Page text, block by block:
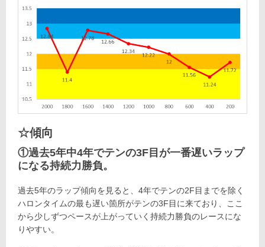
☆傾向
①過去5年中4年でテンの3F目が一番遅いラップ
になる持続力勝負。
過去5年のラップ傾向を見ると、4年でテンの2F目までを除く
ハロンタイムの最も遅い箇所がテンの3F目に来ており、ここ
から少しずつペースが上がっていく持続力勝負のレースにな
りやすい。